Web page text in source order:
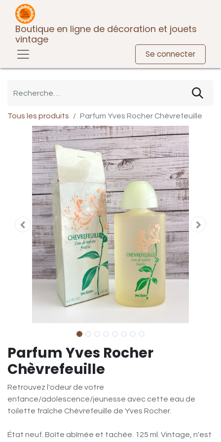
Boutique en ligne de décoration et jouets
vintage
Se connecter
Tous les produits Parfum Yves Rocher Chèvrefeuille
Parfum Yves Rocher
Chèvrefeuille
Retrouvez l'odeur de votre
enfance/adolescence/jeunesse avec cette eau de
toilette fraîche Chèvrefeuille de Yves Rocher.
État neuf. Boîte abîmée et tachée. 125 ml. Vintage, n'est